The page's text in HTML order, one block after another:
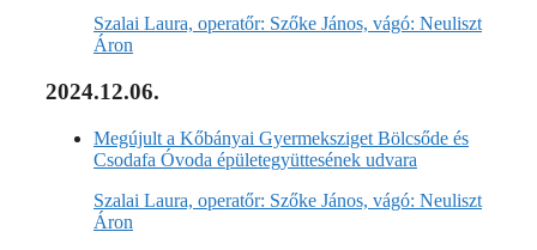
Szalai Laura, operatőr: Szőke János, vágó: Neuliszt
Áron
2024.12.06.
Megújult a Kőbányai Gyermeksziget Bölcsőde és
Csodafa Óvoda épületegyüttesének udvara
Szalai Laura, operatőr: Szőke János, vágó: Neuliszt
Áron